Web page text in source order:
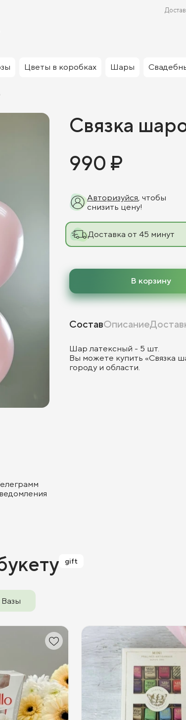
Цветы в коробках Шары
Связка
990 ₽
Авторизуйся, чтобы
снизить цену!
Доставка от 45 минут
В корзину
СоставОписание
Шар латексный - 5 шт.
Вы можете купить «Связка
городу и области.
gift
Вазы